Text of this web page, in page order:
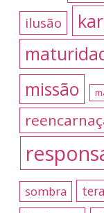
ilusão
missão
sombra